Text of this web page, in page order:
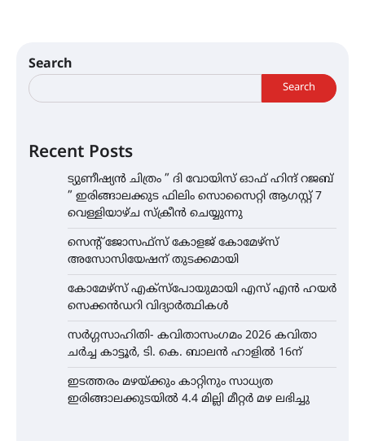
Search
Search
Recent Posts
ട്യുണീഷ്യൻ ചിത്രം ” ദി വോയിസ് ഓഫ് ഹിന്ദ് റജബ്
” ഇരിങ്ങാലക്കുട ഫിലിം സൊസൈറ്റി ആഗസ്റ്റ് 7
വെള്ളിയാഴ്ച സ്‌ക്രീൻ ചെയ്യുന്നു
സെന്റ് ജോസഫ്സ് കോളജ് കോമേഴ്‌സ്
അസോസിയേഷന് തുടക്കമായി
കോമേഴ്സ് എക്സ്പോയുമായി എസ് എൻ ഹയർ
സെക്കൻഡറി വിദ്യാർത്ഥികൾ
സർഗ്ഗസാഹിതി- കവിതാസംഗമം 2026 കവിതാ
ചർച്ച കാട്ടൂർ, ടി. കെ. ബാലൻ ഹാളിൽ 16ന്
ഇടത്തരം മഴയ്ക്കും കാറ്റിനും സാധ്യത
ഇരിങ്ങാലക്കുടയിൽ 4.4 മില്ലി മീറ്റർ മഴ ലഭിച്ചു